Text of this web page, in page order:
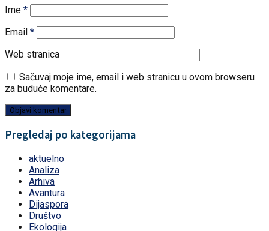
Ime *
Email *
Web stranica
Sačuvaj moje ime, email i web stranicu u ovom browseru
za buduće komentare.
Pregledaj po kategorijama
aktuelno
Analiza
Arhiva
Avantura
Dijaspora
Društvo
Ekologija